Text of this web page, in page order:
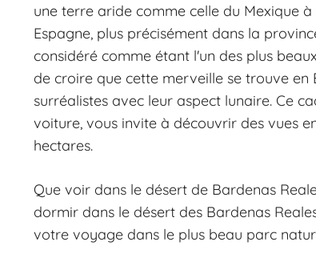
une terre aride comme celle du Mexique
Espagne, plus précisément dans la
considéré comme étant l'un des plus
de croire que cette merveille se trouve en
surréalistes avec leur aspect lunaire. Ce
voiture, vous invite à découvrir des vues
hectares.
Que voir dans le désert de Bardenas
dormir dans le désert des Bardenas
votre voyage dans le plus beau parc